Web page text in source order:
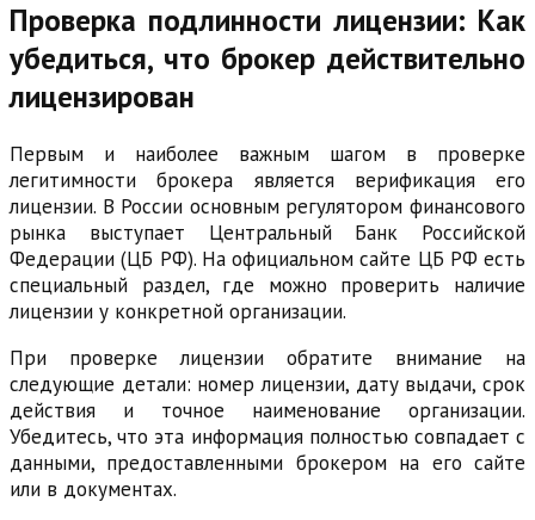
Проверка подлинности лицензии: Как
убедиться, что брокер действительно
лицензирован
Первым и наиболее важным шагом в проверке
легитимности брокера является верификация его
лицензии. В России основным регулятором финансового
рынка выступает Центральный Банк Российской
Федерации (ЦБ РФ). На официальном сайте ЦБ РФ есть
специальный раздел, где можно проверить наличие
лицензии у конкретной организации.
При проверке лицензии обратите внимание на
следующие детали: номер лицензии, дату выдачи, срок
действия и точное наименование организации.
Убедитесь, что эта информация полностью совпадает с
данными, предоставленными брокером на его сайте
или в документах.